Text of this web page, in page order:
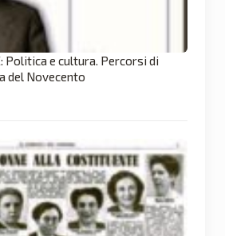
Politica e cultura. Percorsi di
del Novecento